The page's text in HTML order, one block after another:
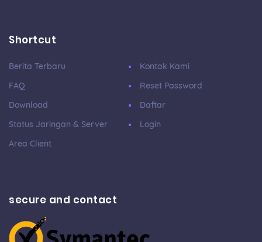
Shortcut
Berita Terbaru
FAQ
Download
Status Jaringan & Server
Area Client
Kontak Kami
Reset Password
Daftar
Login
secure and contact